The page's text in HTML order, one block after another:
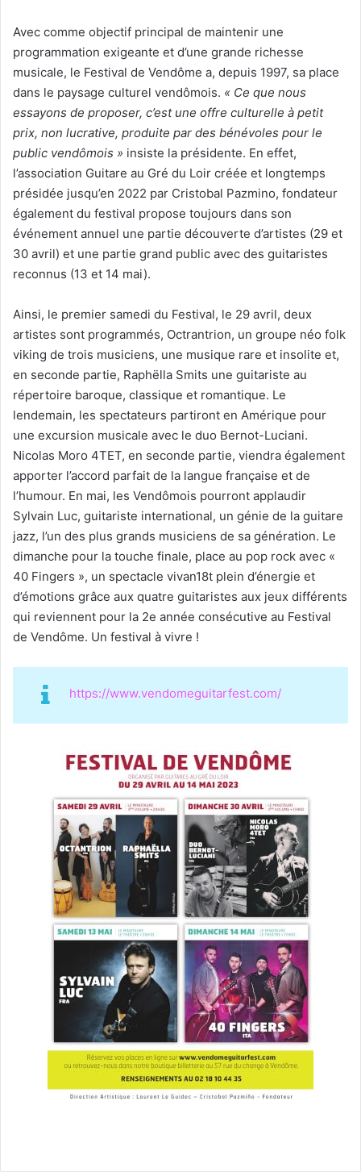
Avec comme objectif principal de maintenir une
programmation exigeante et d’une grande richesse
musicale, le Festival de Vendôme a, depuis 1997, sa place
dans le paysage culturel vendômois. « Ce que nous
essayons de proposer, c’est une offre culturelle à petit
prix, non lucrative, produite par des bénévoles pour le
public vendômois » insiste la présidente. En effet,
l’association Guitare au Gré du Loir créée et longtemps
présidée jusqu’en 2022 par Cristobal Pazmino, fondateur
également du festival propose toujours dans son
événement annuel une partie découverte d’artistes (29 et
30 avril) et une partie grand public avec des guitaristes
reconnus (13 et 14 mai).
Ainsi, le premier samedi du Festival, le 29 avril, deux
artistes sont programmés, Octrantrion, un groupe néo folk
viking de trois musiciens, une musique rare et insolite et,
en seconde partie, Raphëlla Smits une guitariste au
répertoire baroque, classique et romantique. Le
lendemain, les spectateurs partiront en Amérique pour
une excursion musicale avec le duo Bernot-Luciani.
Nicolas Moro 4TET, en seconde partie, viendra également
apporter l’accord parfait de la langue française et de
l’humour. En mai, les Vendômois pourront applaudir
Sylvain Luc, guitariste international, un génie de la guitare
jazz, l’un des plus grands musiciens de sa génération. Le
dimanche pour la touche finale, place au pop rock avec «
40 Fingers », un spectacle vivan18t plein d’énergie et
d’émotions grâce aux quatre guitaristes aux jeux différents
qui reviennent pour la 2e année consécutive au Festival
de Vendôme. Un festival à vivre !
https://www.vendomeguitarfest.com/